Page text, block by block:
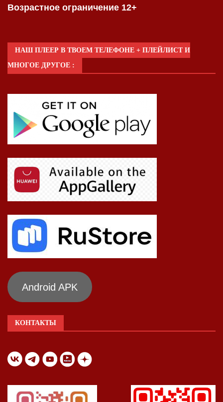
Возрастное ограничение 12+
НАШ ПЛЕЕР В ТВОЕМ ТЕЛЕФОНЕ + ПЛЕЙЛИСТ И
МНОГОЕ ДРУГОЕ :
Android APK
КОНТАКТЫ